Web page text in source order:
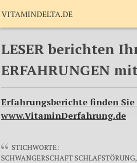
LESER berichten
ERFAHRUNGEN
Erfahrungsberichte finden
www.VitaminDerfahrung.de
STICHWORTE:
SCHWANGERSCHAFT
VITAMINDELTA.DE